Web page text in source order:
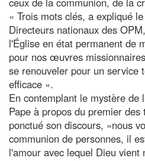
« Trois mots clés, a expliqué
Directeurs nationaux des
l'Église en état permanent de
pour nos œuvres
se renouveler pour un service
efficace ».
En contemplant le mystère de
Pape à propos du premier des
ponctué son discours, »nous
communion de personnes, il
l'amour avec lequel Dieu vient